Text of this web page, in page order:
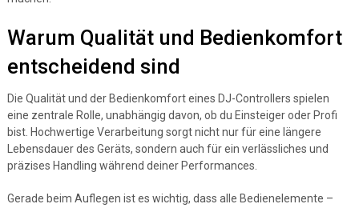
Warum Qualität und Bedienkomfort
entscheidend sind
Die Qualität und der Bedienkomfort eines DJ-Controllers spielen
eine zentrale Rolle, unabhängig davon, ob du Einsteiger oder Profi
bist. Hochwertige Verarbeitung sorgt nicht nur für eine längere
Lebensdauer des Geräts, sondern auch für ein verlässliches und
präzises Handling während deiner Performances.
Gerade beim Auflegen ist es wichtig, dass alle Bedienelemente –